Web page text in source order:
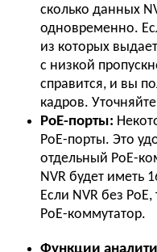
сколько данных
одновременно.
из которых
с низкой
справится, и вы
кадров.
PoE-порты:
PoE-порты. Это
отдельный PoE-
NVR будет иметь
Если NVR без
PoE-коммутатор.